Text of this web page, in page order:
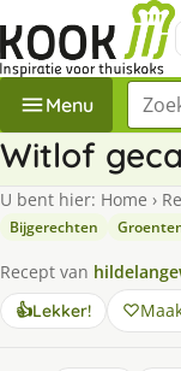
Menu Zoek
Witlof
U bent hier: Home ›
Bijgerechten
Recept van
👍Lekker!